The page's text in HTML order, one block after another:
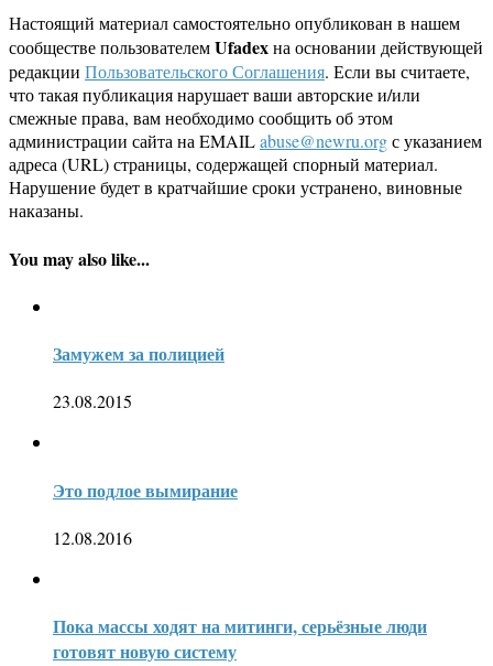
Настоящий материал самостоятельно опубликован в нашем
сообществе пользователемUfadexна основании действующей
редакции Пользовательского Соглашения. Если вы считаете,
что такая публикация нарушает ваши авторские и/или
смежные права, вам необходимо сообщить об этом
администрации сайта на EMAILabuse@newru.orgс указанием
адреса (URL) страницы, содержащей спорный материал.
Нарушение будет в кратчайшие сроки устранено, виновные
наказаны.
You may also like...
Замужем за полицией
23.08.2015
Это подлое вымирание
12.08.2016
Пока массы ходят на митинги, серьёзные люди
готовят новую систему